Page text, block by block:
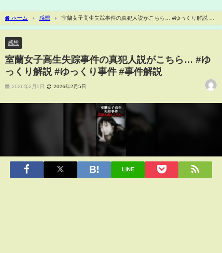
ホーム 感想
室蘭女子高生失踪事件の真犯人説がこちら… #ゆっくり解説 #
ゆっくり事件 #事件解説
感想
室蘭女子高生失踪事件の真犯人説がこちら… #ゆ
っくり解説 #ゆっくり事件 #事件解説
2026年2月5日 2026年2月5日
LINE